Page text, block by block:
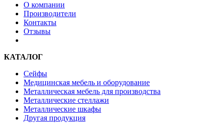
О компании
Производители
Контакты
Отзывы
КАТАЛОГ
Сейфы
Медицинская мебель и оборудование
Металлическая мебель для производства
Металлические стеллажи
Металлические шкафы
Другая продукция